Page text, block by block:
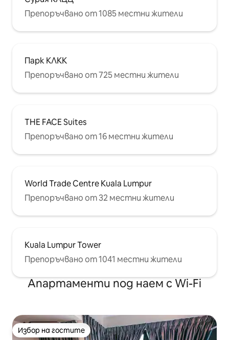
Препоръчвано от 1085 местни жители
Парк КЛКК
Препоръчвано от 725 местни жители
THE FACE Suites
Препоръчвано от 16 местни жители
World Trade Centre Kuala Lumpur
Препоръчвано от 32 местни жители
Kuala Lumpur Tower
Препоръчвано от 1041 местни жители
Апартаменти под наем с Wi-Fi
Избор на гостите
Избор на гостите